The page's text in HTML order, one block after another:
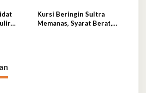
Kursi Beringin Sultra
Memanas, Syarat Berat,